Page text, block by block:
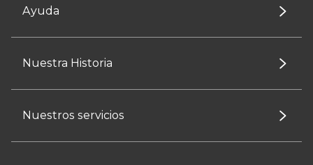
Ayuda
Nuestra Historia
Nuestros servicios